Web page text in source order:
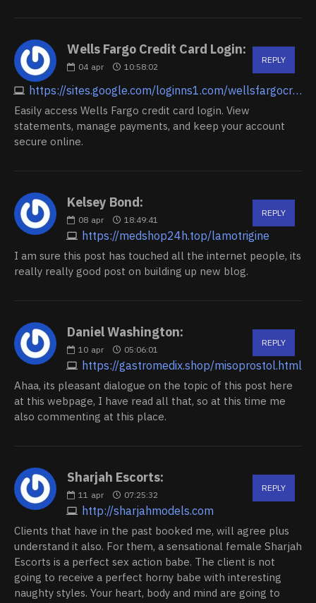
Wells Fargo Credit Card Login:
04 apr 10:58:02
https://sites.google.com/loginns1.com/wellsfargocreditcardlogin/home
REPLY
Easily access Wells Fargo credit card login. View
statements, manage payments, and keep your account
secure online.
Kelsey Bond:
08 apr 18:49:41
https://medshop24h.top/lamotrigine
REPLY
I am sure this post has touched all the internet people, its
really really good post on building up new blog.
Daniel Washington:
10 apr 05:06:01
https://gastromedix.shop/misoprostol.html
REPLY
Ahaa, its pleasant dialogue on the topic of this post here
at this webpage, I have read all that, so at this time me
also commenting at this place.
Sharjah Escorts:
11 apr 07:25:32
http://sharjahmodels.com
REPLY
Clients that have in the past booked me, will agree plus
understand it also. For them, a sensational female Sharjah
Escorts is a perfect sex action babe. The client is not
going to receive a perfect horny babe with interesting
naughty styles. Your heart, body and mind are going to